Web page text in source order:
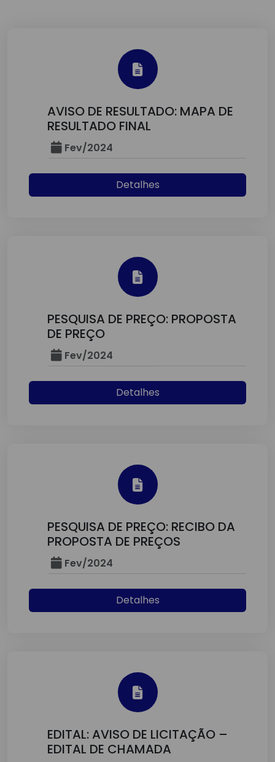
AVISO DE RESULTADO: MAPA DE
RESULTADO FINAL
Fev/2024
Detalhes
PESQUISA DE PREÇO: PROPOSTA
DE PREÇO
Fev/2024
Detalhes
PESQUISA DE PREÇO: RECIBO DA
PROPOSTA DE PREÇOS
Fev/2024
Detalhes
EDITAL: AVISO DE LICITAÇÃO –
EDITAL DE CHAMADA